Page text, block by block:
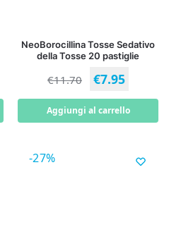
NeoBorocillina Tosse Sedativo
della Tosse 20 pastiglie
€11.70 €7.95
Aggiungi al carrello
-27%